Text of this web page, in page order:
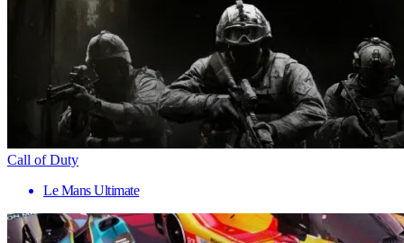
Call of Duty
Le Mans Ultimate